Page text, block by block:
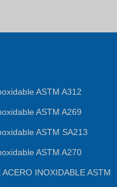
ASTM A312
ASTM A269
ASTM SA213
ASTM A270
INOXIDABLE ASTM